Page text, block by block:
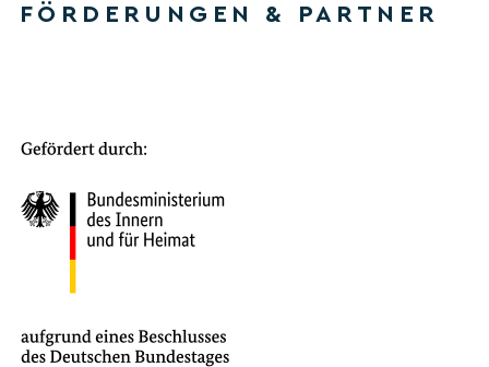
FÖRDERUNGEN & PARTNER